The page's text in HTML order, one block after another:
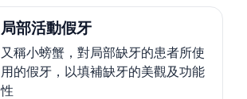
局部活動假牙
又稱小螃蟹，對局部缺牙的患者所使
用的假牙，以填補缺牙的美觀及功能
性